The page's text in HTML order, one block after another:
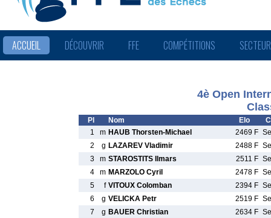
ACCUEIL DÉCOUVRIR FFE COMPÉTITIONS
4è Open
Pl Nom Elo
1
m HAUB Thorsten-Michael 2469 F
2
g LAZAREV Vladimir 2488 F
3
m STAROSTITS Ilmars 2511 F
4
m MARZOLO Cyril 2478 F
5
f VITOUX Colomban 2394 F
6
g VELICKA Petr 2519 F
7
g BAUER Christian 2634 F